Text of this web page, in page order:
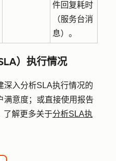
件回复耗时
（服务台消
息）。
）执行情况
深入分析SLA执行情况的
满意度；或直接使用报告
了解更多关于分析SLA执